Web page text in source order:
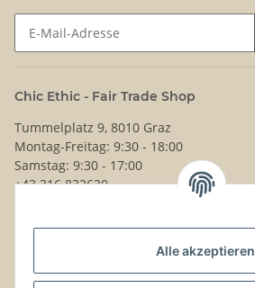
Alle akzeptieren
Chic Ethic - Fair Trade Shop
Tummelplatz 9, 8010 Graz
Montag-Freitag: 9:30 - 18:00
Samstag: 9:30 - 17:00
+43 316 832630